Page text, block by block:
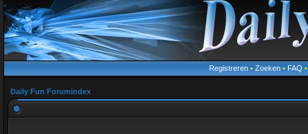
Registreren • Zoeken • FAQ
Daily Fun Forumindex